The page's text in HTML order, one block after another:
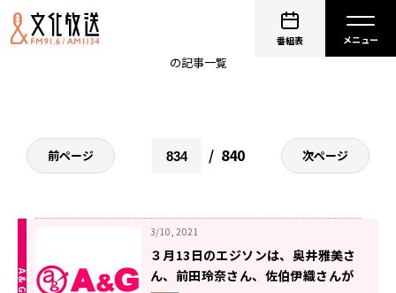
番組表
の記事一覧
前ページ 840 次ページ
3/10, 2021
３月13日のエジソンは、奥井雅美さ
ん、前田玲奈さん、佐伯伊織さんが